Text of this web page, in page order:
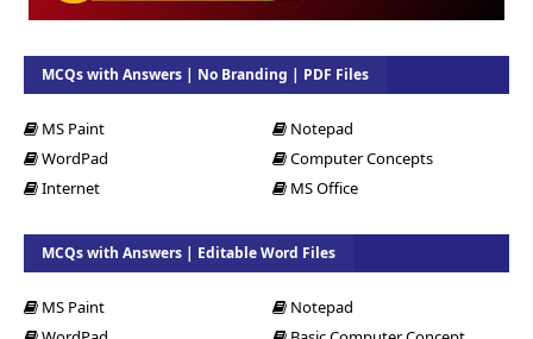
MCQs with Answers | No Branding | PDF Files
MS Paint
Notepad
WordPad
Computer Concepts
Internet
MS Office
MCQs with Answers | Editable Word Files
MS Paint
Notepad